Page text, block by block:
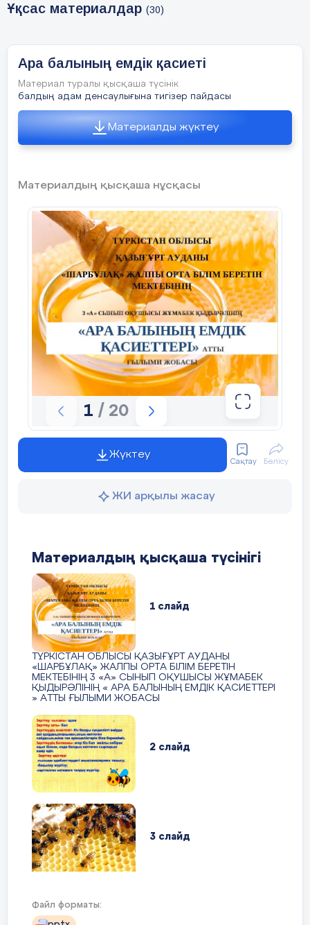
Қазалы ауданы,2021
Мазмұны
Негізгі бөлім ................................7
Ара балының бөлінуі
Табиғи балдың түрлері
.................................8
Балдың құрамы мен қуаты
.................................8
Балдың емдік қасиеті
.................................9
Бал арасының семьясы
.................................14
Араның сыртқы құрылысы
................................15
бал араларды қорғау
.................................17
Қорытынды ................................20
Қолданылған
Ұқсас материалдар (30)
Ара балының емдік қасиеті
Материал туралы қысқаша түсінік
балдың адам денсаулығына тигізер пайдасы
Материалды жүктеу
Материалдың қысқаша нұсқасы
1 / 20
Жүктеу
Сақтау Бөлісу
ЖИ арқылы жасау
Материалдың қысқаша түсінігі
1 слайд
ТҮРКІСТАН ОБЛЫСЫ ҚАЗЫҒҰРТ АУДАНЫ
«ШАРБҰЛАҚ» ЖАЛПЫ ОРТА БІЛІМ БЕРЕТІН
МЕКТЕБІНІҢ 3 «А» СЫНЫП ОҚУШЫСЫ ЖҰМАБЕК
ҚЫДЫРӘЛІНІҢ « АРА БАЛЫНЫҢ ЕМДІК ҚАСИЕТТЕРІ
» АТТЫ ҒЫЛЫМИ ЖОБАСЫ
2 слайд
3 слайд
Файл форматы: